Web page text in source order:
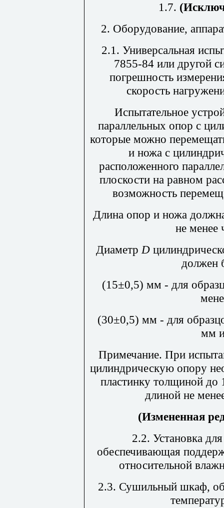
1.7.
2. Оборудование,
2.1. Универсальная
7855-84 или другой
погрешность
скорость
Испытательное
параллельных опор с
которые можно
и ножа с
расположенного
плоскости на равном
возможность
Длина опор и ножа
не менее
ДиаметрD
должен
(15±0,5) мм - для
(30±0,5) мм - для
мм
Примечание. При
цилиндрическую опору
пластинку толщиной
длиной не
(Измененная
2.2. Установка
обеспечивающая
относительной
2.3. Сушильный шкаф,